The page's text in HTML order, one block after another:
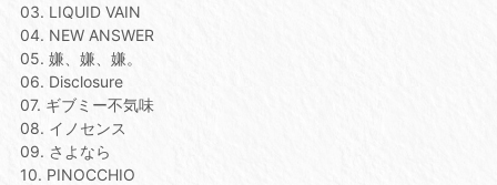
03. LIQUID VAIN
04. NEW ANSWER
05. 嫌、嫌、嫌。
06. Disclosure
07. ギブミー不気味
08. イノセンス
09. さよなら
10. PINOCCHIO